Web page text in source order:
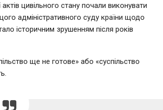
цивільного стану почали виконувати
адміністративного суду країни щодо
історичним зрушенням після років
ще не готове» або «суспільство